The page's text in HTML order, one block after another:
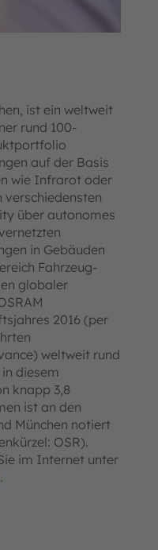
ist ein weltweit
rund 100-
auf der Basis
wie Infrarot oder
verschiedensten
über autonomes
in Gebäuden
Fahrzeug-
globaler
2016 (per
weltweit rund
diesem
knapp 3,8
ist an den
München notiert
OSR).
im Internet unter
.